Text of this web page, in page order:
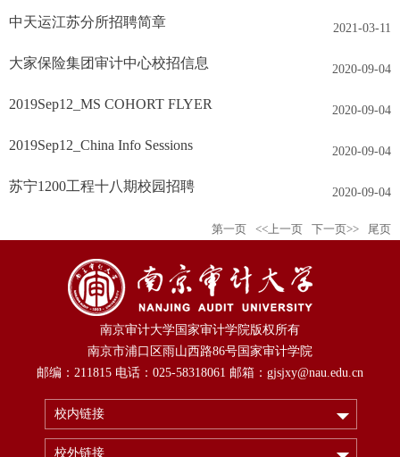
中天运江苏分所招聘简章 2021-03-11
大家保险集团审计中心校招信息 2020-09-04
2019Sep12_MS COHORT FLYER 2020-09-04
2019Sep12_China Info Sessions 2020-09-04
苏宁1200工程十八期校园招聘 2020-09-04
第一页 <<上一页 下一页>> 尾页
南京审计大学国家审计学院版权所有
南京市浦口区雨山西路86号国家审计学院
邮编：211815 电话：025-58318061 邮箱：gjsjxy@nau.edu.cn
校内链接
校外链接